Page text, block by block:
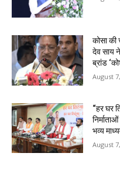
कोसा
देव साय
ब्रांड
August
“हर घर
भव्य
August